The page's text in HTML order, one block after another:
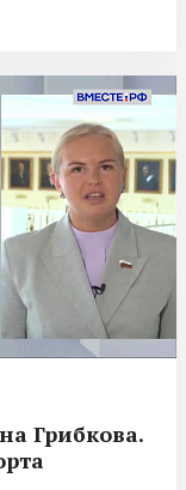
Грибкова.